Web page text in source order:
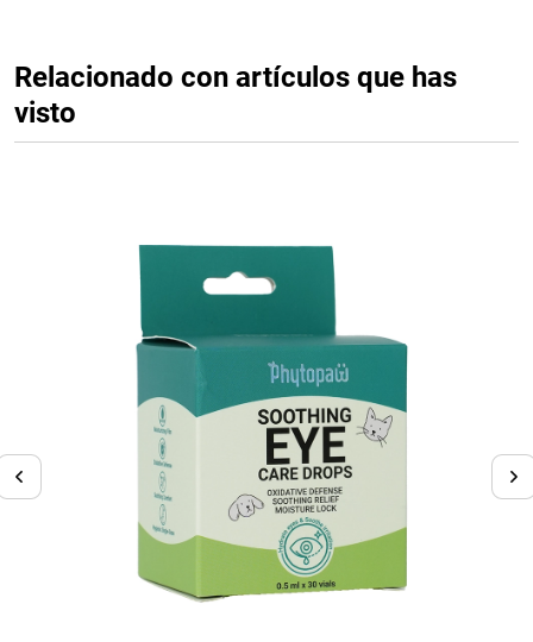
Relacionado con artículos que has
visto